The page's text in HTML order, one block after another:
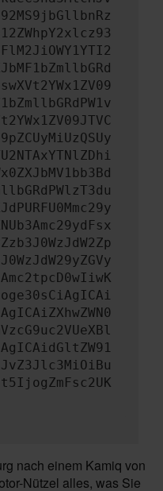
nach einem Kamiq von
Nützel alles, was Sie